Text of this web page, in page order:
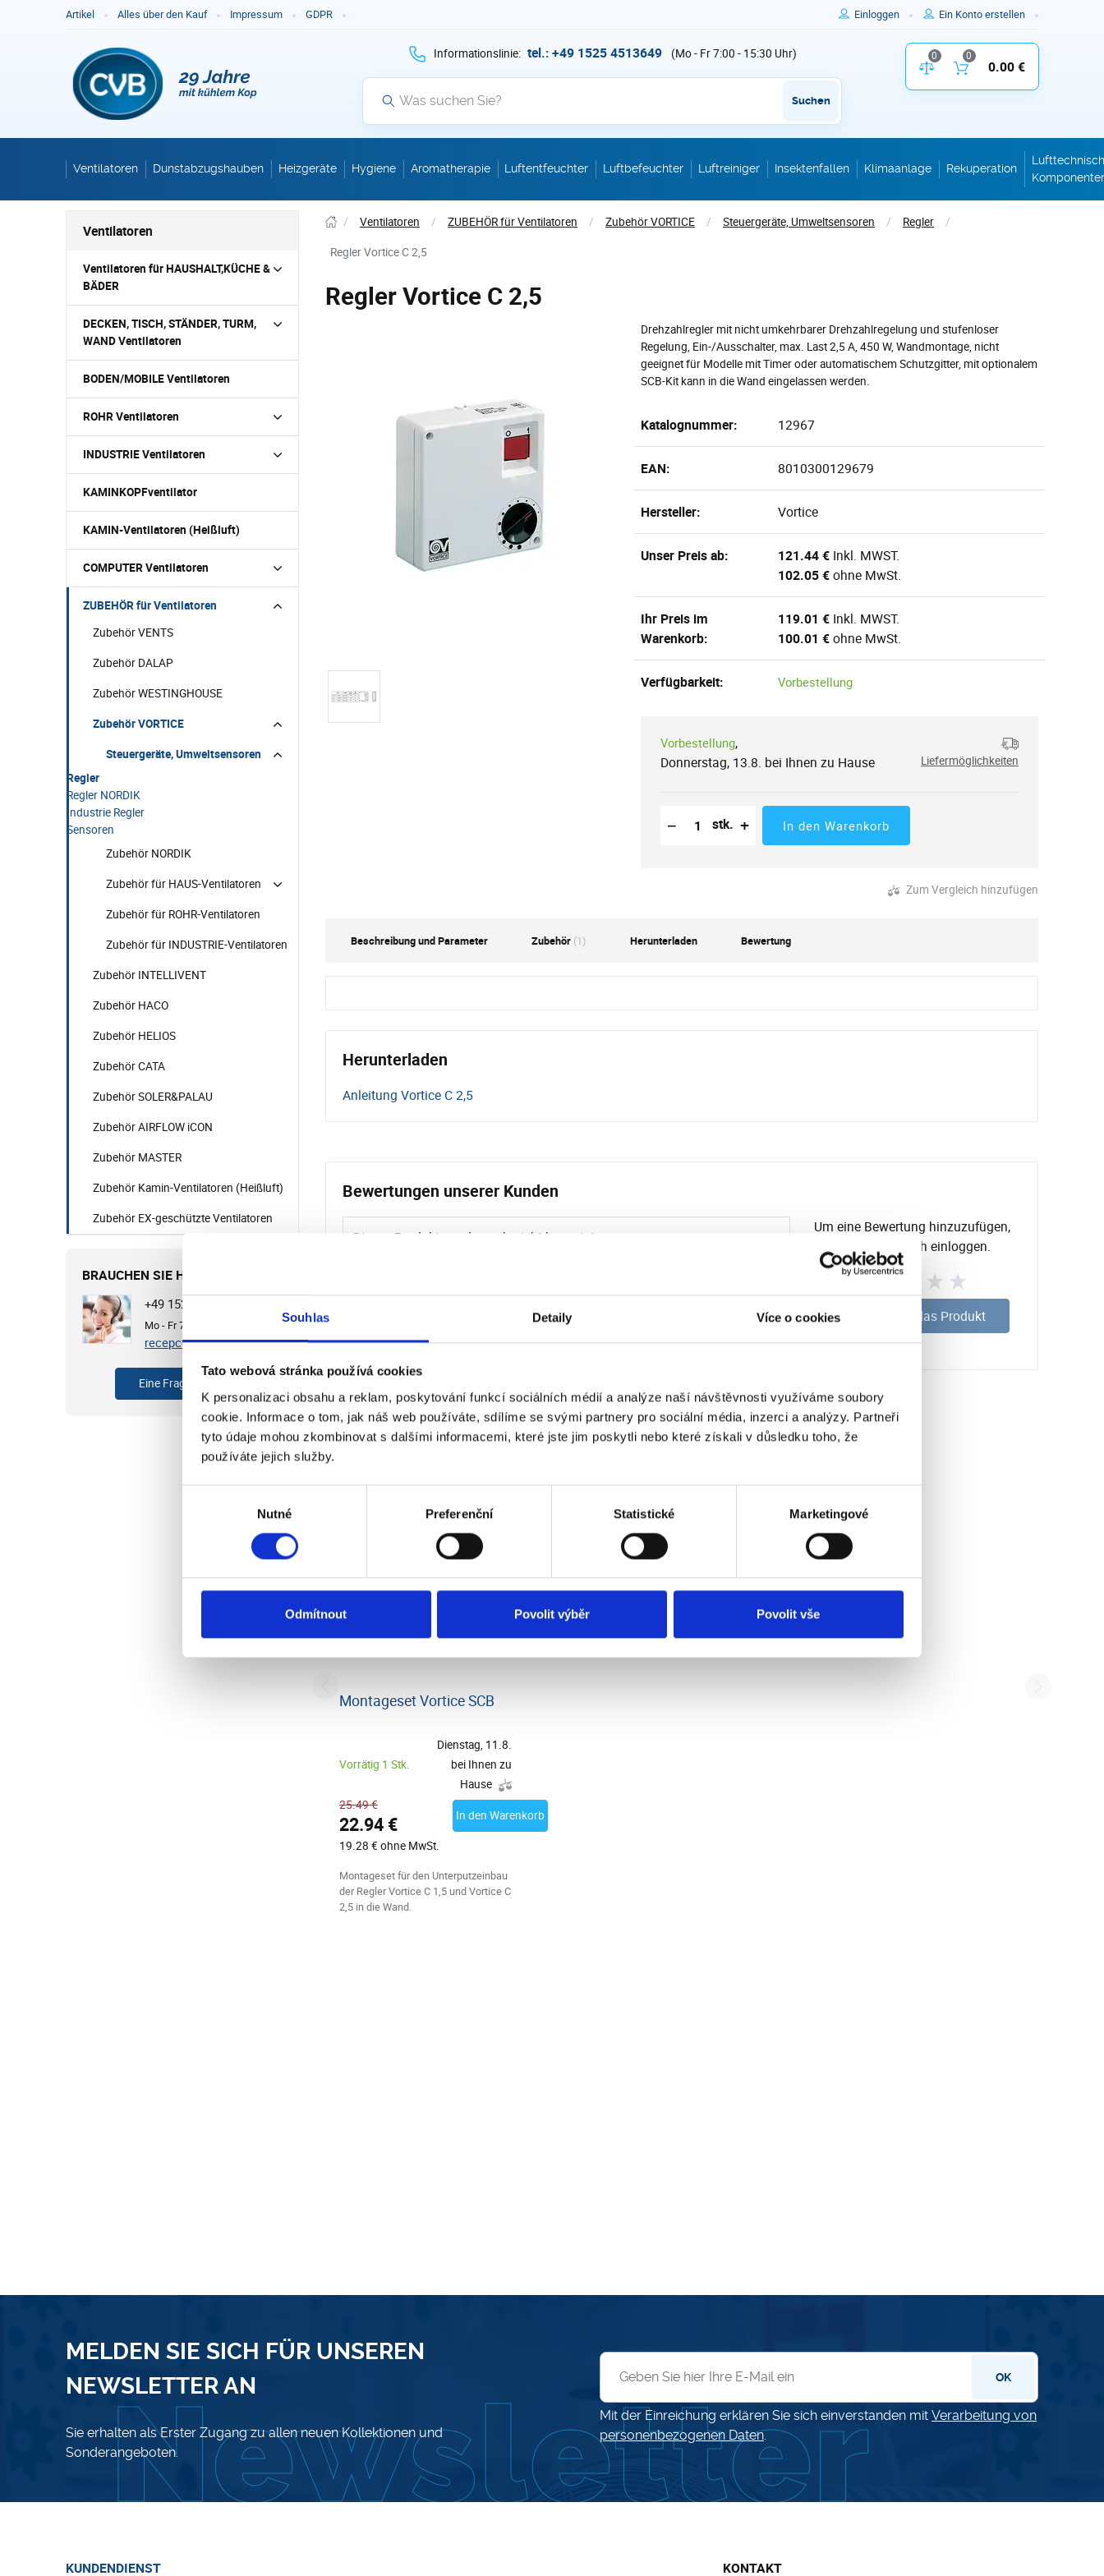
Souhlas Detaily Více o cookies
Tato webová stránka používá cookies
K personalizaci obsahu a reklam, poskytování funkcí sociálních médií a analýze naší návštěvnosti využíváme soubory
cookie. Informace o tom, jak náš web používáte, sdílíme se svými partnery pro sociální média, inzerci a analýzy. Partneři
tyto údaje mohou zkombinovat s dalšími informacemi, které jste jim poskytli nebo které získali v důsledku toho, že
používáte jejich služby.
Nutné Preferenční Statistické Marketingové
Odmítnout Povolit výběr Povolit vše
Artikel Alles über den Kauf Impressum GDPR Einloggen Ein Konto erstellen
Informationslinie: tel.: +49 1525 4513649 (Mo - Fr 7:00 - 15:30 Uhr)
Suchen
Vergleich der Produktparameter
0
Inhalt des
0
0.00 €
Ventilatoren Dunstabzugshauben Heizgeräte Hygiene Aromatherapie Luftentfeuchter Luftbefeuchter Luftreiniger Insektenfallen Klimaanlage Rekuperation
/ Ventilatoren / ZUBEHÖR für Ventilatoren / Zubehör VORTICE / Steuergeräte, Umweltsensoren / Regler /
Regler Vortice C 2,5
Regler Vortice C 2,5
Drehzahlregler mit nicht umkehrbarer Drehzahlregelung und stufenloser
Regelung, Ein-/Ausschalter, max. Last 2,5 A, 450 W, Wandmontage, nicht
geeignet für Modelle mit Timer oder automatischem Schutzgitter, mit optionalem
SCB-Kit kann in die Wand eingelassen werden.
Katalognummer: 12967
EAN: 8010300129679
Hersteller: Vortice
Unser Preis ab: 121.44 € Inkl. MWST.
102.05 €ohne MwSt.
Ihr Preis im
Warenkorb:
119.01 € Inkl. MWST.
100.01 €ohne MwSt.
Verfügbarkeit: Vorbestellung
Vorbestellung,
Donnerstag, 13.8. bei Ihnen zu Hause
Liefermöglichkeiten
−
Reduzierung der Menge
Anzahl der Stücke
stk. + In den Warenkorb
Zum Vergleich hinzufügen
Beschreibung und Parameter Zubehör (1) Herunterladen Bewertung
Herunterladen
Anleitung Vortice C 2,5
Bewertungen unserer Kunden
Dieses Produkt wurde noch nicht bewertet.
Um eine Bewertung hinzuzufügen,
müssen Sie sich einloggen.
Bewerten Sie das Produkt
Empfohlenes Zubehör
Montageset Vortice SCB
Vorrätig 1 Stk.
Dienstag, 11.8.
bei Ihnen zu
Hause
25.49 €
22.94 €
19.28 € ohne MwSt.
In den Warenkorb
Montageset für den Unterputzeinbau
der Regler Vortice C 1,5 und Vortice C
2,5 in die Wand.
Ventilatoren
Ventilatoren für HAUSHALT,KÜCHE &
BÄDER
DECKEN, TISCH, STÄNDER, TURM,
WAND Ventilatoren
BODEN/MOBILE Ventilatoren
ROHR Ventilatoren
INDUSTRIE Ventilatoren
KAMINKOPFventilator
KAMIN-Ventilatoren (Heißluft)
COMPUTER Ventilatoren
ZUBEHÖR für Ventilatoren
Zubehör VENTS
Zubehör DALAP
Zubehör WESTINGHOUSE
Zubehör VORTICE
Steuergeräte, Umweltsensoren
Regler
Regler NORDIK
Industrie Regler
Sensoren
Zubehör NORDIK
Zubehör für HAUS-Ventilatoren
Zubehör für ROHR-Ventilatoren
Zubehör für INDUSTRIE-Ventilatoren
Zubehör INTELLIVENT
Zubehör HACO
Zubehör HELIOS
Zubehör CATA
Zubehör SOLER&PALAU
Zubehör AIRFLOW iCON
Zubehör MASTER
Zubehör Kamin-Ventilatoren (Heißluft)
Zubehör EX-geschützte Ventilatoren
BRAUCHEN SIE HILFE?
+49 1525 4513649
Mo - Fr 7:00 - 15:30 Uhr
recepce@cvb.cz
Eine Frage stellen
MELDEN SIE SICH FÜR UNSEREN
NEWSLETTER AN
Sie erhalten als Erster Zugang zu allen neuen Kollektionen und
Sonderangeboten.
OK
Mit der Einreichung erklären Sie sich einverstanden mit Verarbeitung von
personenbezogenen Daten.
KUNDENDIENST KONTAKT